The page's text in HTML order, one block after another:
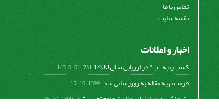
تماس با ما
نقشه سایت
اخبار و اعلانات
کسب رتبه "ب" در ارزیابی سال 1400 781-01-0-143
فرمت تهیه مقاله به روزرسانی شد.1399-10-15
رتبه نشریه در ارزیابی وزارت علوم تعیین شد.1399-10-06